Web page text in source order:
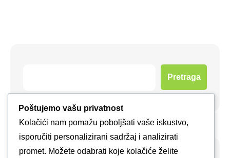
Pretraga
Poštujemo vašu privatnost
Kolačići nam pomažu poboljšati vaše iskustvo,
isporučiti personalizirani sadržaj i analizirati
promet. Možete odabrati koje kolačiće želite